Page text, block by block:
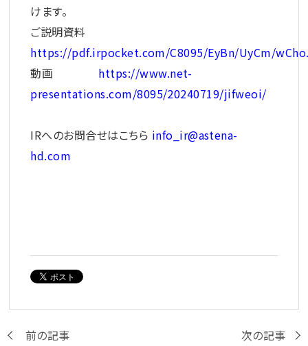
けます。
ご説明資料
https://pdf.irpocket.com/C8095/EyBn/UyCm/
動画 https://www.net-
presentations.com/8095/20240719/jifweoi/
IRへのお問合せはこちら info_ir@astena-
hd.com
前の記事 次の記事